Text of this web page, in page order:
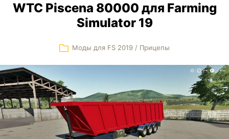
WTC Piscena 80000 для Farming
Simulator 19
Моды для FS 2019 / Прицепы